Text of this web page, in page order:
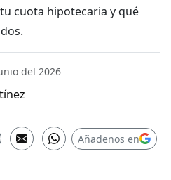
cuota hipotecaria y qué
del 2026
Añadenos en